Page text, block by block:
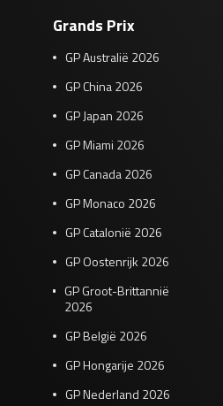
Grands Prix
GP Australië 2026
GP China 2026
GP Japan 2026
GP Miami 2026
GP Canada 2026
GP Monaco 2026
GP Catalonië 2026
GP Oostenrijk 2026
GP Groot-Brittannië
2026
GP België 2026
GP Hongarije 2026
GP Nederland 2026